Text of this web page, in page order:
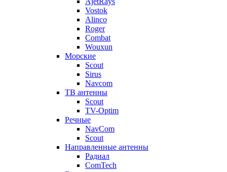
Vostok
Alinco
Roger
Combat
Wouxun
Морские
Scout
Sirus
Navcom
ТВ антенны
Scout
TV-Optim
Речные
NavCom
Scout
Направленные антенны
Радиал
ComTech